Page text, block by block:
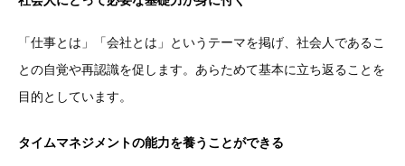
「仕事とは」「会社とは」というテーマを掲げ、社会人であるこ
との自覚や再認識を促します。あらためて基本に立ち返ることを
目的としています。
タイムマネジメントの能力を養うことができる